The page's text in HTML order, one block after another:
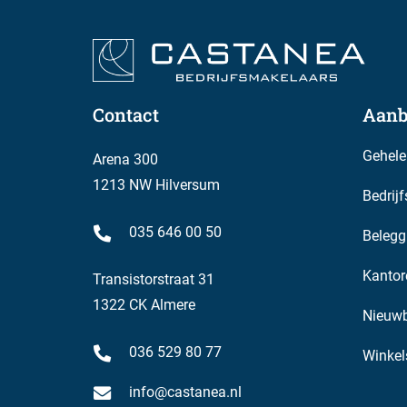
Contact
Arena 300
1213 NW Hilversum
035 646 00 50
Transistorstraat 31
1322 CK Almere
036 529 80 77
info@castanea.nl